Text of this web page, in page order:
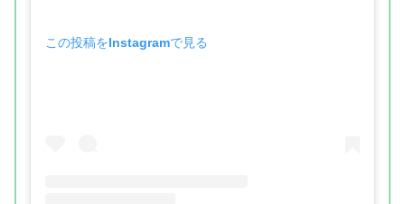
この投稿をInstagramで見る